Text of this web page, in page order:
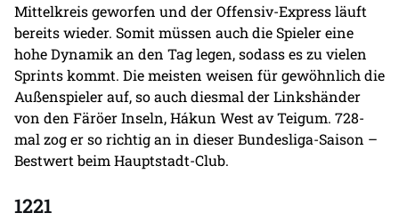
Mittelkreis geworfen und der Offensiv-Express läuft
bereits wieder. Somit müssen auch die Spieler eine
hohe Dynamik an den Tag legen, sodass es zu vielen
Sprints kommt. Die meisten weisen für gewöhnlich die
Außenspieler auf, so auch diesmal der Linkshänder
von den Färöer Inseln, Hákun West av Teigum. 728-
mal zog er so richtig an in dieser Bundesliga-Saison –
Bestwert beim Hauptstadt-Club.
1221